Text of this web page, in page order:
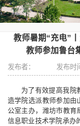
教师暑期“充电”
教师参加鲁台
发布者： 发布时
为了有效提高我院
造学院选派教师参加由
公室主办，潍坊市教育
信息职业技术学院承办